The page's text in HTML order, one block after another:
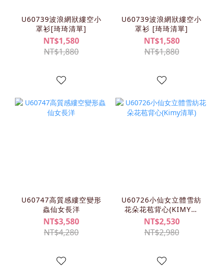
U60739波浪網狀縷空小
罩衫[琦琦清單]
NT$1,580
NT$1,880
U60739波浪網狀縷空小
罩衫 [琦琦清單]
NT$1,580
NT$1,880
U60747高質感縷空變形
蟲仙女長洋
NT$3,580
NT$4,280
U60726小仙女立體雪紡
花朵花苞背心(KIMY清
單)
NT$2,530
NT$2,980